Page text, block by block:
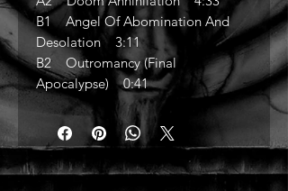
B1 Angel Of Abomination And
Desolation 3:11
B2 Outromancy (Final
Apocalypse) 0:41